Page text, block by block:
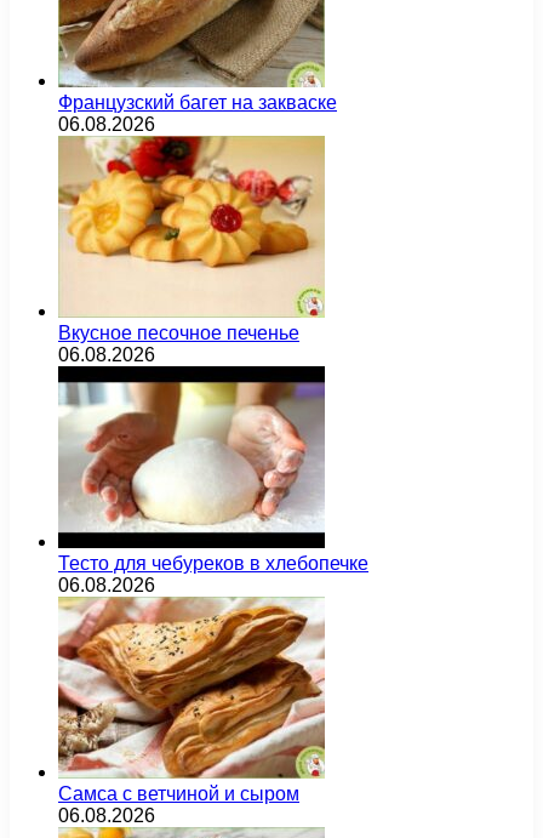
Французский багет на закваске
06.08.2026
Вкусное песочное печенье
06.08.2026
Тесто для чебуреков в хлебопечке
06.08.2026
Самса с ветчиной и сыром
06.08.2026